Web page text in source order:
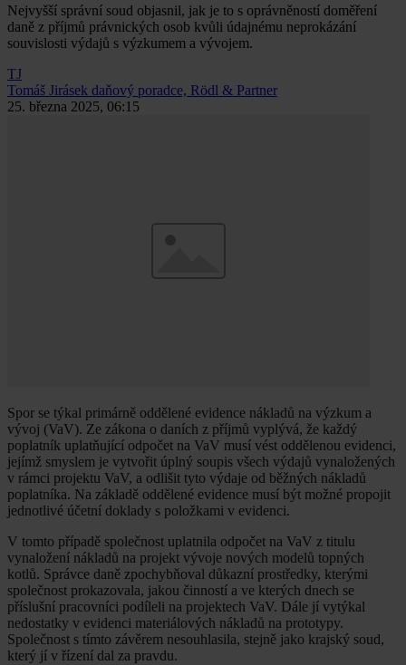
Nejvyšší správní soud objasnil, jak je to s oprávněností doměření
daně z příjmů právnických osob kvůli údajnému neprokázání
souvislosti výdajů s výzkumem a vývojem.
TJ
Tomáš Jirásek daňový poradce, Rödl & Partner
25. března 2025, 06:15
Spor se týkal primárně oddělené evidence nákladů na výzkum a
vývoj (VaV). Ze zákona o daních z příjmů vyplývá, že každý
poplatník uplatňující odpočet na VaV musí vést oddělenou evidenci,
jejímž smyslem je vytvořit úplný soupis všech výdajů vynaložených
v rámci projektu VaV, a odlišit tyto výdaje od běžných nákladů
poplatníka. Na základě oddělené evidence musí být možné propojit
jednotlivé účetní doklady s položkami v evidenci.
V tomto případě společnost uplatnila odpočet na VaV z titulu
vynaložení nákladů na projekt vývoje nových modelů topných
kotlů. Správce daně zpochybňoval důkazní prostředky, kterými
společnost prokazovala, jakou činností a ve kterých dnech se
příslušní pracovníci podíleli na projektech VaV. Dále jí vytýkal
nedostatky v evidenci materiálových nákladů na prototypy.
Společnost s tímto závěrem nesouhlasila, stejně jako krajský soud,
který jí v řízení dal za pravdu.